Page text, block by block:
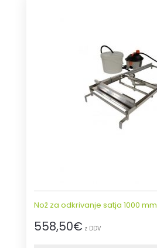
Nož za odkrivanje satja 1000 mm
558,50€ z DDV